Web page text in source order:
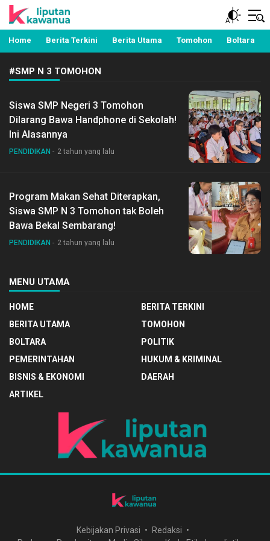
Liputan Kawanua
Berita Manado, Sulawesi Utara, Kawanua, Politik,
Pemerintahan, Hukum Kriminal dan Nasional
Home Berita Terkini Berita Utama Tomohon Boltara
#SMP N 3 TOMOHON
Siswa SMP Negeri 3 Tomohon
Dilarang Bawa Handphone di Sekolah!
Ini Alasannya
PENDIDIKAN 2 tahun yang lalu
Program Makan Sehat Diterapkan,
Siswa SMP N 3 Tomohon tak Boleh
Bawa Bekal Sembarang!
PENDIDIKAN 2 tahun yang lalu
MENU UTAMA
HOME
BERITA TERKINI
BERITA UTAMA
TOMOHON
BOLTARA
POLITIK
PEMERINTAHAN
HUKUM & KRIMINAL
BISNIS & EKONOMI
DAERAH
ARTIKEL
Kebijakan Privasi
Redaksi